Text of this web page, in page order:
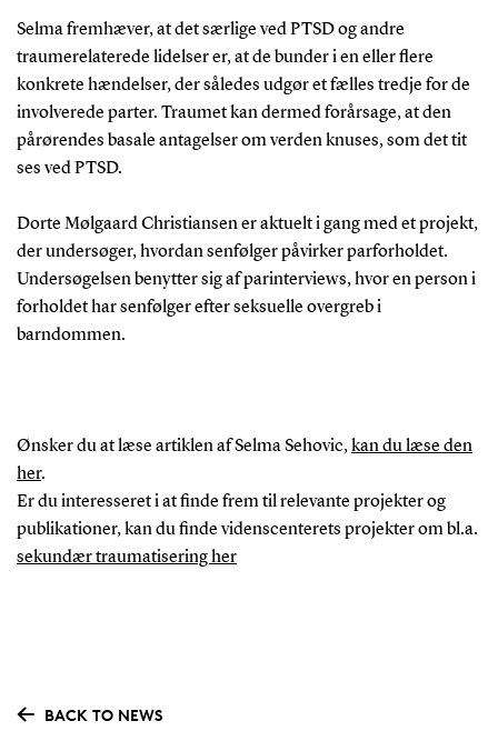
Selma fremhæver, at det særlige ved PTSD og andre
traumerelaterede lidelser er, at de bunder i en eller flere
konkrete hændelser, der således udgør et fælles tredje for de
involverede parter. Traumet kan dermed forårsage, at den
pårørendes basale antagelser om verden knuses, som det tit
ses ved PTSD.
Dorte Mølgaard Christiansen er aktuelt i gang med et projekt,
der undersøger, hvordan senfølger påvirker parforholdet.
Undersøgelsen benytter sig af parinterviews, hvor en person i
forholdet har senfølger efter seksuelle overgreb i
barndommen.
Ønsker du at læse artiklen af Selma Sehovic,kan du læse den
her.
Er du interesseret i at finde frem til relevante projekter og
publikationer, kan du finde videnscenterets projekter om bl.a.
sekundær traumatisering her
BACK TO NEWS